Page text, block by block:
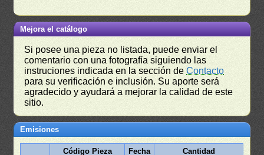
Mejora el catálogo
Si posee una pieza no listada, puede enviar el
comentario con una fotografía siguiendo las
instruciones indicada en la sección deContacto
para su verificación e inclusión. Su aporte será
agradecido y ayudará a mejorar la calidad de este
sitio.
Emisiones
Código Pieza Fecha Cantidad